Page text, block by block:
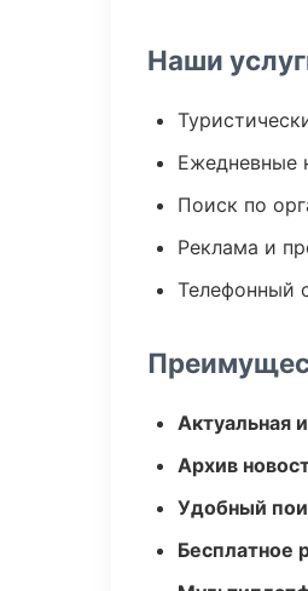
Наши
Ежедневные
Поиск по
Реклама и
Телефонный
Актуальная
Архив
Удобный
Бесплатное